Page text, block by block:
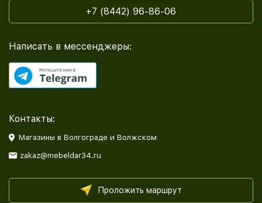
+7 (8442) 96-86-06
Написать в мессенджеры:
Контакты:
Магазины в Волгограде и Волжском
zakaz@mebeldar34.ru
Проложить маршрут